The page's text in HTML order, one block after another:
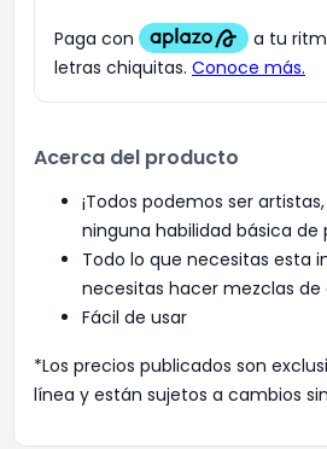
Acerca del producto
¡Todos podemos ser
ninguna habilidad básica de
Todo lo que necesitas esta
necesitas hacer mezclas de
Fácil de usar
*Los precios publicados son
línea y están sujetos a cambios